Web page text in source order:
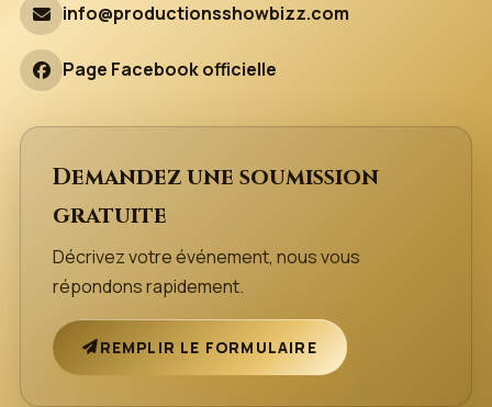
info@productionsshowbizz.com
Page Facebook officielle
Demandez une soumission
gratuite
Décrivez votre événement, nous vous
répondons rapidement.
REMPLIR LE FORMULAIRE